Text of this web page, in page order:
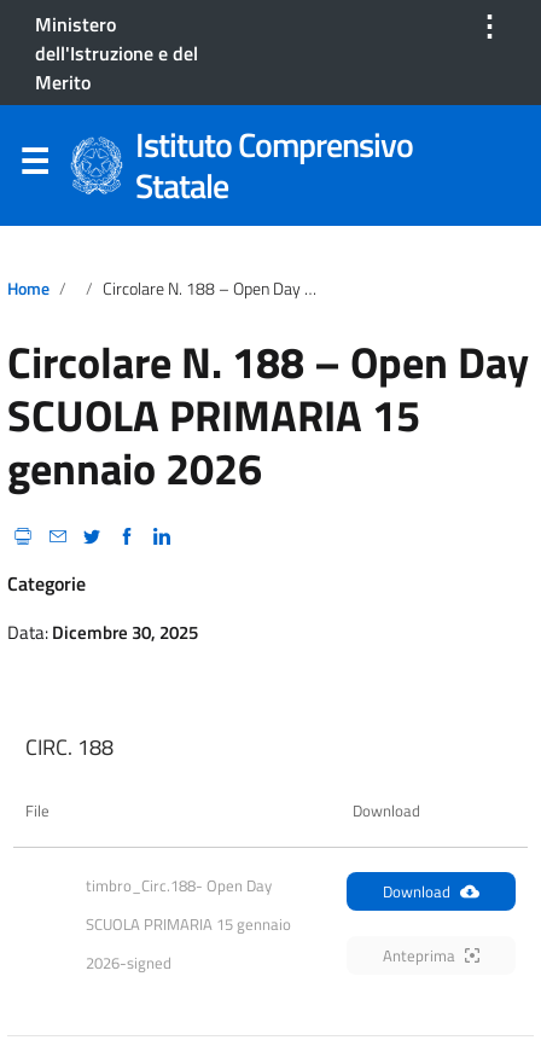
Ministero
dell'Istruzione e del
Merito
⋮
Istituto Comprensivo
Statale
Home Circolare N. 188 – Open Day SCUOLA PRIMARIA 15 Gennaio 2026
Circolare N. 188 – Open Day
SCUOLA PRIMARIA 15
gennaio 2026
Categorie
Data:Dicembre 30, 2025
CIRC. 188
File Download
timbro_Circ.188- Open Day
SCUOLA PRIMARIA 15 gennaio
2026-signed
Download
Anteprima